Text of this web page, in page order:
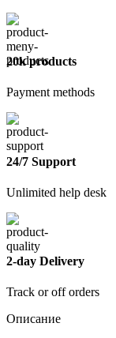
20k products
Payment methods
24/7 Support
Unlimited help desk
2-day Delivery
Track or off orders
Описание